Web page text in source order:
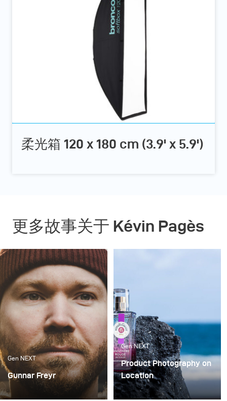
柔光箱 120 x 180 cm (3.9' x 5.9')
更多故事关于 Kévin Pagès
Gen NEXT
Gunnar Freyr
There are two
Gen NEXT
Product Photography on
Location
In my opinion, working as